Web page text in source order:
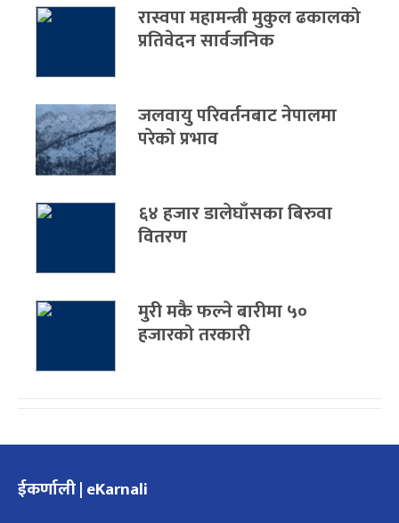
रास्वपा महामन्त्री मुकुल ढकालको
प्रतिवेदन सार्वजनिक
जलवायु परिवर्तनबाट नेपालमा
परेको प्रभाव
६४ हजार डालेघाँसका बिरुवा
वितरण
मुरी मकै फल्ने बारीमा ५०
हजारको तरकारी
ईकर्णाली | eKarnali